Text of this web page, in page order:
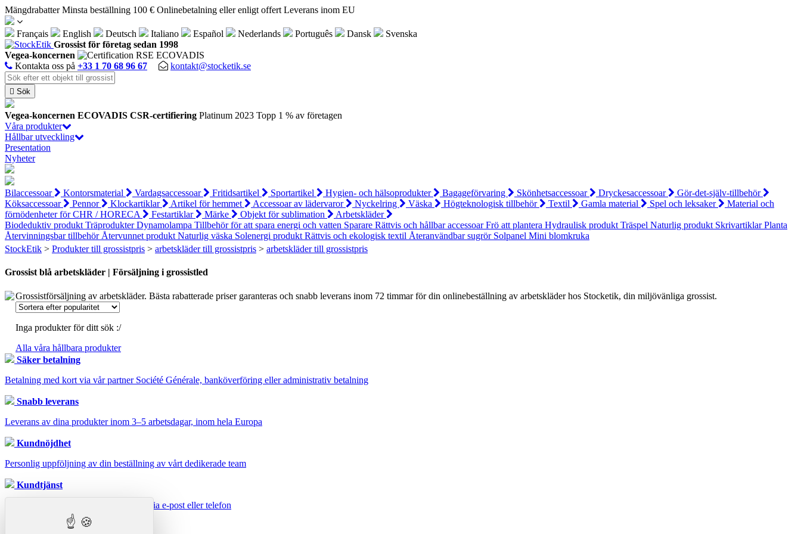
Mängdrabatter Minsta beställning 100 € Onlinebetalning eller enligt offert Leverans inom EU
Français English Deutsch Italiano Español Nederlands Português Dansk
Svenska
Grossist för företag sedan 1998
Vegea-koncernen
Kontakta oss på +33 1 70 68 96 67 kontakt@stocketik.se
 Sök
Vegea-koncernen ECOVADIS CSR-certifiering Platinum 2023 Topp 1 % av företagen
Våra produkter
Hållbar utveckling
Presentation
Nyheter
Bilaccessoar Kontorsmaterial Vardagsaccessoar Fritidsartikel Sportartikel Hygien- och hälsoprodukter Bagageförvaring Skönhetsaccessoar Dryckesaccessoar
Gör-det-själv-tillbehör
Köksaccessoar
Pennor Klockartiklar Artikel för hemmet Accessoar av lädervaror Nyckelring Väska Högteknologisk tillbehör Textil Gamla material Spel och leksaker
Material och
förnödenheter för CHR / HORECA
Festartiklar Märke Objekt för sublimation
Arbetskläder
Biodeduktiv produkt TräprodukterDynamolampa Tillbehör för att spara energi och vatten Sparare Rättvis och hållbar accessoarFrö att plantera Hydraulisk produkt Träspel Naturlig produkt SkrivartiklarPlanta
Återvinningsbar tillbehör Återvunnet produkt Naturlig väska Solenergi produkt Rättvis och ekologisk textil Återanvändbar sugrör Solpanel Mini blomkruka
StockEtik > Produkter till grossistpris > arbetskläder till grossistpris > arbetskläder till grossistpris
Grossist blå arbetskläder | Försäljning i grossistled
Grossistförsäljning av arbetskläder. Bästa rabatterade priser garanteras och snabb leverans inom 72 timmar för din onlinebeställning av arbetskläder hos Stocketik, din miljövänliga grossist.
Inga produkter för ditt sök :/
Alla våra hållbara produkter
Säker betalning
Betalning med kort via vår partner Société Générale, banköverföring eller administrativ betalning
Snabb leverans
Leverans av dina produkter inom 3–5 arbetsdagar, inom hela Europa
Kundnöjdhet
Personlig uppföljning av din beställning av vårt dedikerade team
Kundtjänst
Tveka inte att kontakta vår kundtjänst via e-post eller telefon
Cookie- hanteringspanel